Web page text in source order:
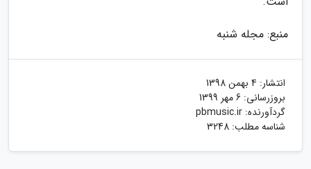
منبع: مجله شنبه
انتشار: 4 بهمن 1398
بروزرسانی: 6 مهر 1399
گردآورنده: pbmusic.ir
شناسه مطلب: 3248